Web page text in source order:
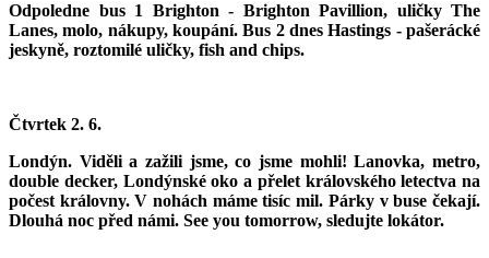
Odpoledne bus 1 Brighton - Brighton Pavillion, uličky The
Lanes, molo, nákupy, koupání. Bus 2 dnes Hastings - pašerácké
jeskyně, roztomilé uličky, fish and chips.
Čtvrtek 2. 6.
Londýn. Viděli a zažili jsme, co jsme mohli! Lanovka, metro,
double decker, Londýnské oko a přelet královského letectva na
počest královny. V nohách máme tisíc mil. Párky v buse čekají.
Dlouhá noc před námi. See you tomorrow, sledujte lokátor.